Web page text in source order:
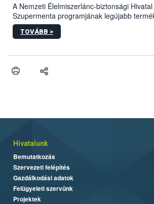
A Nemzeti Élelmiszerlánc-biztonsági
Szupermenta programjának legújabb
körömvirág-vetőmagokra fókuszált. A
szakemberek 16 kereskedelmi forgalomban
meg a jogszabályi előírásoknak, egy
felügyelők mind a négy esetben eljárást
folytatódik a növények fejlődésének
TOVÁBB >
Hivatalunk
Bemutatkozás
Szervezeti felépítés
Gazdálkodási adatok
Felügyeleti szervünk
Projektek